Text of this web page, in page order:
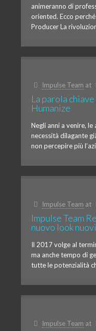
animeranno di
oriented. Ecco
Producer La
Impulse Team at
La parola
Humanize
Negli anni a venire,
necessità dilagante
non percepire più
Impulse Team at
Impulse Team
nuovo look
Il 2017 volge al
ma anche tempo di
tutte le potenzialità
Impulse Team at